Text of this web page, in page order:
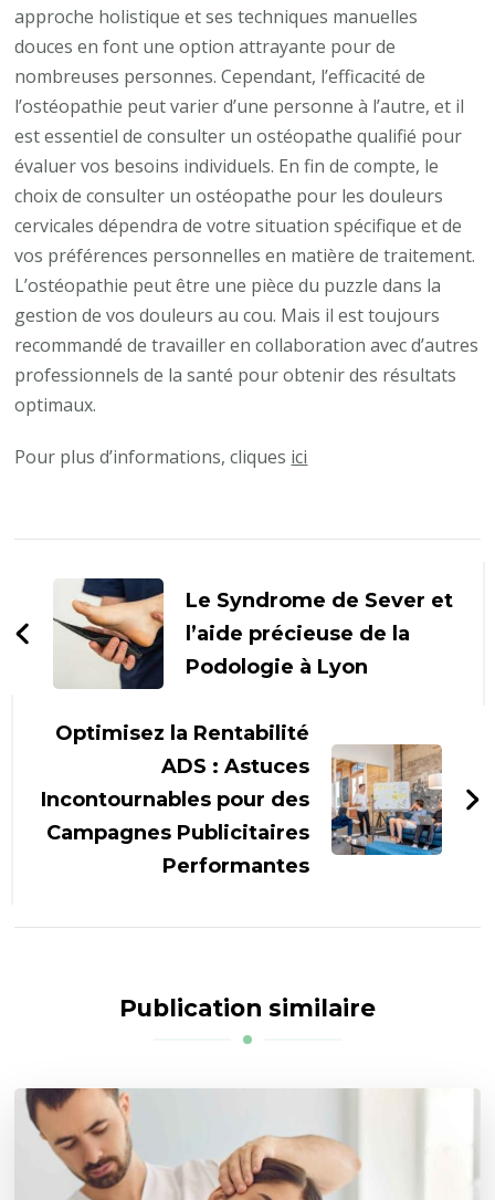
approche holistique et ses techniques manuelles
douces en font une option attrayante pour de
nombreuses personnes. Cependant, l’efficacité de
l’ostéopathie peut varier d’une personne à l’autre, et il
est essentiel de consulter un ostéopathe qualifié pour
évaluer vos besoins individuels. En fin de compte, le
choix de consulter un ostéopathe pour les douleurs
cervicales dépendra de votre situation spécifique et de
vos préférences personnelles en matière de traitement.
L’ostéopathie peut être une pièce du puzzle dans la
gestion de vos douleurs au cou. Mais il est toujours
recommandé de travailler en collaboration avec d’autres
professionnels de la santé pour obtenir des résultats
optimaux.
Pour plus d’informations, cliques ici
d'article
Le Syndrome de Sever et
l’aide précieuse de la
Podologie à Lyon
Optimisez la Rentabilité
ADS : Astuces
Incontournables pour des
Campagnes Publicitaires
Performantes
Publication similaire